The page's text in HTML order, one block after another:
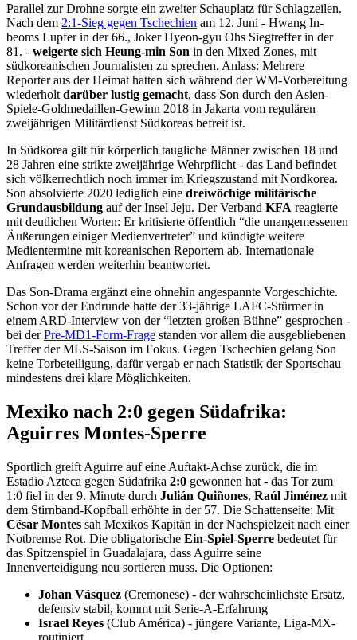
Parallel zur Drohne sorgte ein zweiter Schauplatz für Schlagzeilen.
Nach dem 2:1-Sieg gegen Tschechien am 12. Juni - Hwang In-
beoms Lupfer in der 66., Joker Hyeon-gyu Ohs Siegtreffer in der
81. - weigerte sich Heung-min Son in den Mixed Zones, mit
südkoreanischen Journalisten zu sprechen. Anlass: Mehrere
Reporter aus der Heimat hatten sich während der WM-Vorbereitung
wiederholt darüber lustig gemacht, dass Son durch den Asien-
Spiele-Goldmedaillen-Gewinn 2018 in Jakarta vom regulären
zweijährigen Militärdienst Südkoreas befreit ist.
In Südkorea gilt für körperlich taugliche Männer zwischen 18 und
28 Jahren eine strikte zweijährige Wehrpflicht - das Land befindet
sich völkerrechtlich noch immer im Kriegszustand mit Nordkorea.
Son absolvierte 2020 lediglich eine dreiwöchige militärische
Grundausbildung auf der Insel Jeju. Der Verband KFA reagierte
mit deutlichen Worten: Er kritisierte öffentlich “die unangemessenen
Äußerungen einiger Medienvertreter” und kündigte weitere
Medientermine mit koreanischen Reportern ab. Internationale
Anfragen werden weiterhin beantwortet.
Das Son-Drama ergänzt eine ohnehin angespannte Vorgeschichte.
Schon vor der Endrunde hatte der 33-jährige LAFC-Stürmer in
einem ARD-Interview von der “letzten großen Bühne” gesprochen -
bei derPre-MD1-Form-Frage standen vor allem die ausgebliebenen
Treffer der MLS-Saison im Fokus. Gegen Tschechien gelang Son
keine Torbeteiligung, dafür vergab er nach Statistik der Sportschau
mindestens drei klare Möglichkeiten.
Mexiko nach 2:0 gegen Südafrika:
Aguirres Montes-Sperre
Sportlich greift Aguirre auf eine Auftakt-Achse zurück, die im
Estadio Azteca gegen Südafrika 2:0 gewonnen hat - das Tor zum
1:0 fiel in der 9. Minute durch Julián Quiñones, Raúl Jiménez mit
dem Stirnband-Kopfball erhöhte in der 57. Die Schattenseite: Mit
César Montes sah Mexikos Kapitän in der Nachspielzeit nach einer
Notbremse Rot. Die obligatorische Ein-Spiel-Sperre bedeutet für
das Spitzenspiel in Guadalajara, dass Aguirre seine
Innenverteidigung neu sortieren muss. Die Optionen:
Johan Vásquez (Cremonese) - der wahrscheinlichste Ersatz,
defensiv stabil, kommt mit Serie-A-Erfahrung
Israel Reyes (Club América) - jüngere Variante, Liga-MX-
routiniert